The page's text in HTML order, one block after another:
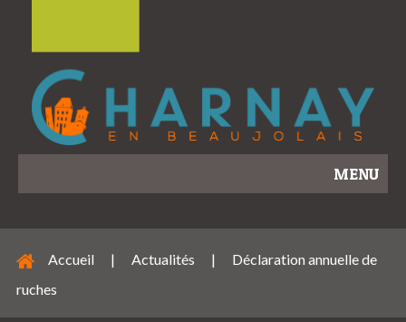
MENU
Accueil | Actualités |
Déclaration annuelle de
ruches